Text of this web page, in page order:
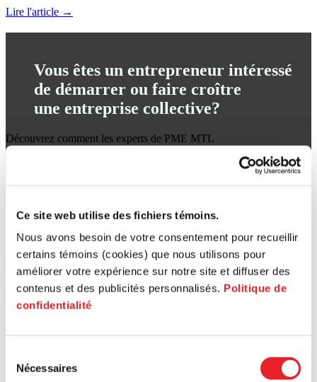
Ce site web utilise des fichiers témoins.
Nous avons besoin de votre consentement pour recueillir
certains témoins (cookies) que nous utilisons pour
améliorer votre expérience sur notre site et diffuser des
contenus et des publicités personnalisés. Politique de
confidentialité
Nécessaires
Lire l'article →
Vous êtes un entrepreneur intéressé
de démarrer ou faire croître
une entreprise collective?
Découvrez comment les experts de PME MTL
peuvent vous accompagner dans vos démarches.
Des entrepreneurs qui font la différence
PME MTL vous propose des guides pratiques pour vous
accompagner à chaque étape de votre parcours. Gagnez du temps
avec des ressources conçues pour répondre à vos besoins
spécifiques.